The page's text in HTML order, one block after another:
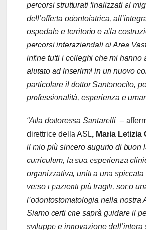
percorsi strutturati finalizzati al
dell’offerta odontoiatrica,
ospedale e territorio e alla
percorsi interaziendali di Area
infine tutti i colleghi che mi hanno
aiutato ad inserirmi in un nuovo
particolare il dottor Santonocito,
professionalità, esperienza e
“Alla dottoressa Santarelli –
direttrice della ASL, Maria Letizia
il mio più sincero augurio di buon
curriculum, la sua esperienza
organizzativa, uniti a una spiccata
verso i pazienti più fragili, sono
l’odontostomatologia nella nostra
Siamo certi che saprà guidare il
sviluppo e innovazione dell’intera